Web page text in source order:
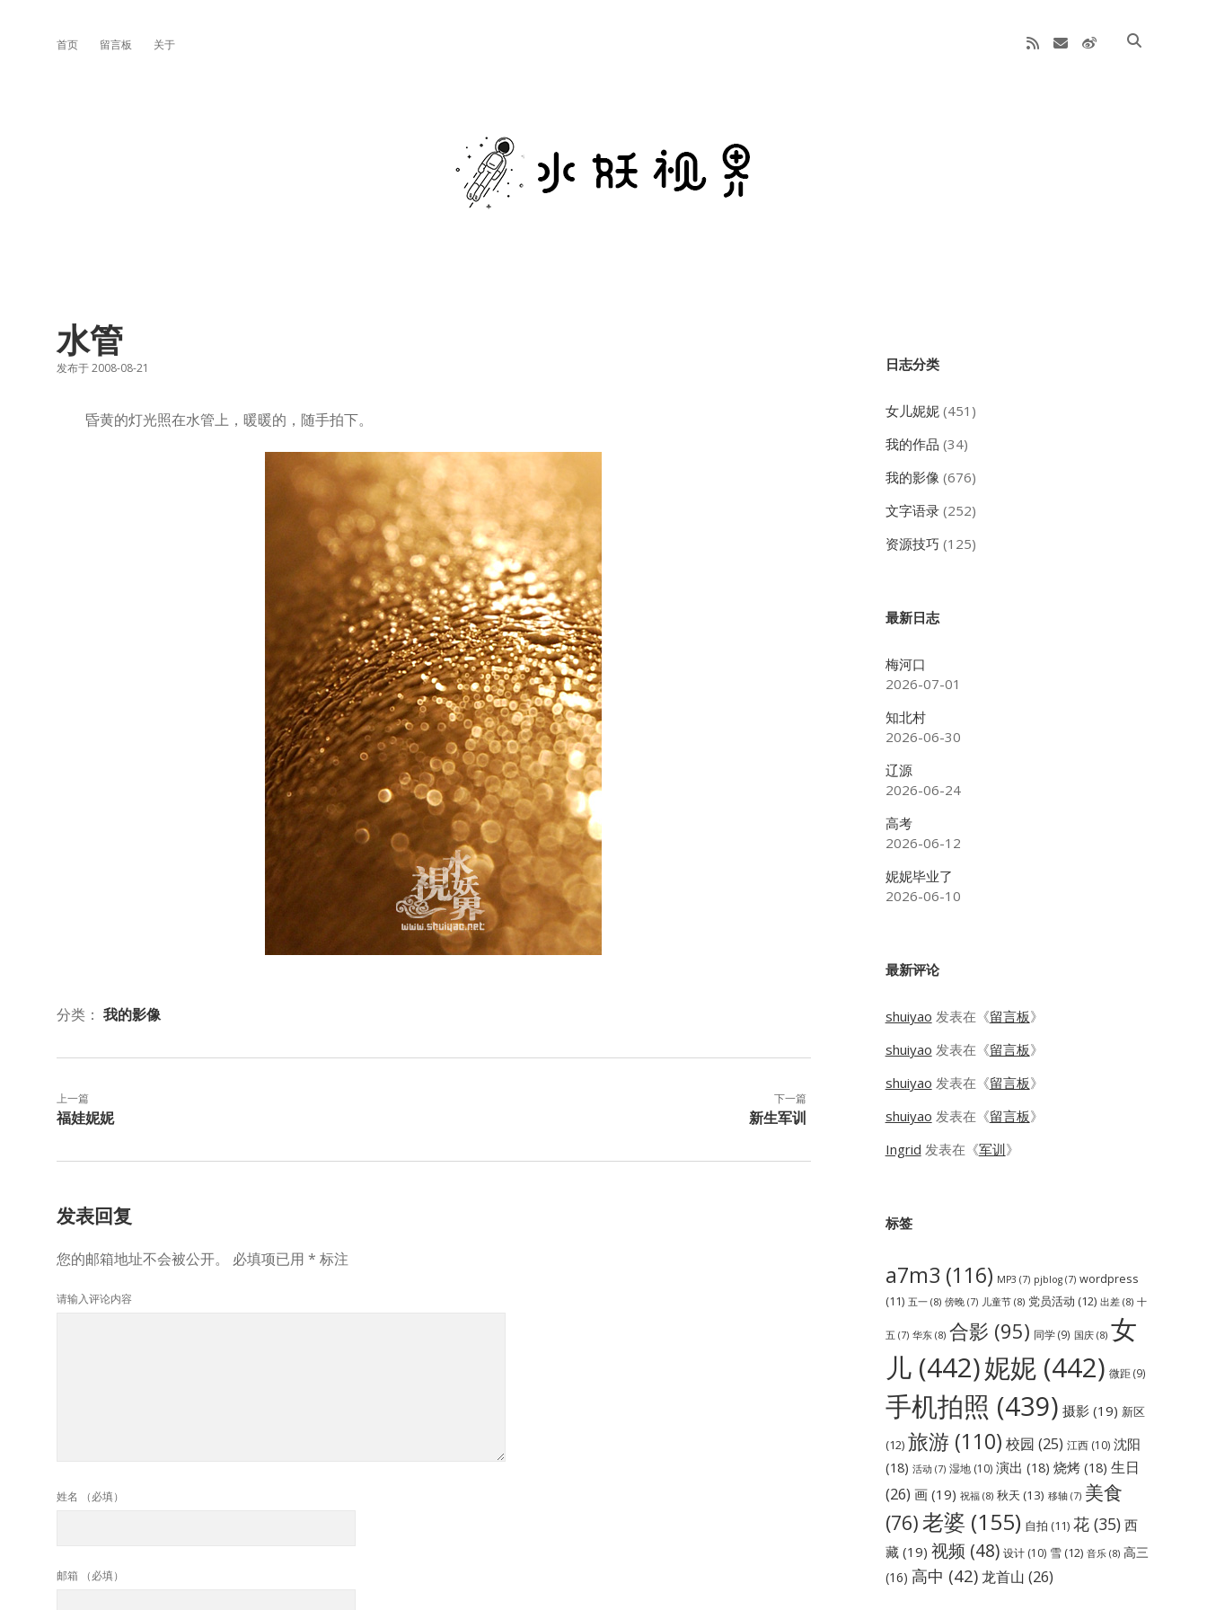
首页 留言板 关于 rss emailweibo
水
妖
水管
发布于 2008-08-21
昏黄的灯光照在水管上，暖暖的，随手拍下。
分类： 我的影像
上一篇
福娃妮妮
下一篇
新生军训
发表回复
您的邮箱地址不会被公开。 必填项已用 * 标注
请输入评论内容
姓名 （必填）
邮箱 （必填）
Sidebar
日志分类
女儿妮妮(451)
我的作品 (34)
我的影像 (676)
文字语录(252)
资源技巧 (125)
最新日志
梅河口
2026-07-01
知北村
2026-06-30
辽源
2026-06-24
高考
2026-06-12
妮妮毕业了
2026-06-10
最新评论
shuiyao 发表在《留言板》
shuiyao 发表在《留言板》
shuiyao 发表在《留言板》
shuiyao 发表在《留言板》
Ingrid 发表在《军训》
标签
a7m3 (116) MP3 (7) pjblog(7) wordpress
(11) 五一(8) 傍晚(7) 儿童节(8) 党员活动 (12) 出差(8) 十
五 (7) 华东(8) 合影 (95) 同学(9) 国庆(8) 女
儿(442)妮妮(442) 微距(9)
手机拍照 (439) 摄影(19) 新区
(12) 旅游(110) 校园 (25) 江西(10) 沈阳
(18) 活动 (7) 湿地(10) 演出 (18) 烧烤(18) 生日
(26) 画(19) 祝福(8) 秋天 (13) 移轴(7) 美食
(76)老婆 (155) 自拍 (11) 花(35) 西
藏(19) 视频 (48) 设计(10) 雪(12) 音乐(8) 高三
(16) 高中 (42)龙首山 (26)